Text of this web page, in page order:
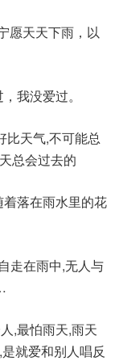
愿天天下雨，以
我没爱过。
比天气,不可能总
总会过去的
落在雨水里的花
走在雨中,无人与
,最怕雨天,雨天
就爱和别人唱反